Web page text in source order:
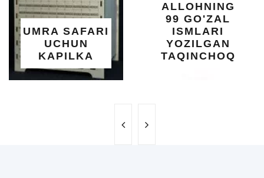
SAFARI
ALLOHNING
99 GO'ZAL
YOZILGAN
TAQINCHOQ